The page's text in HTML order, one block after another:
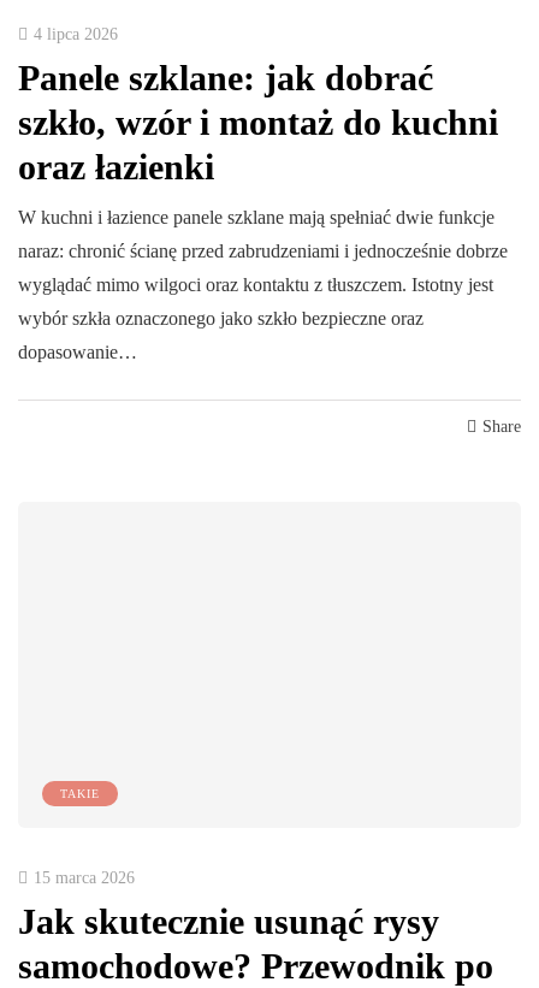
4 lipca 2026
Panele szklane: jak dobrać
szkło, wzór i montaż do kuchni
oraz łazienki
W kuchni i łazience panele szklane mają spełniać dwie funkcje
naraz: chronić ścianę przed zabrudzeniami i jednocześnie dobrze
wyglądać mimo wilgoci oraz kontaktu z tłuszczem. Istotny jest
wybór szkła oznaczonego jako szkło bezpieczne oraz
dopasowanie…
Share
TAKIE
15 marca 2026
Jak skutecznie usunąć rysy
samochodowe? Przewodnik po